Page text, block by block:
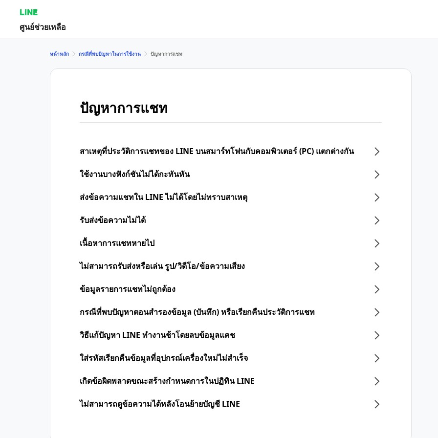
LINE
ศูนย์ช่วยเหลือ
หน้าหลัก กรณีที่พบปัญหาในการใช้งาน ปัญหาการแชท
ปัญหาการแชท
สาเหตุที่ประวัติการแชทของ LINE บนสมาร์ทโฟนกับคอมพิวเตอร์ (PC) แตกต่างกัน
ใช้งานบางฟังก์ชันไม่ได้กะทันหัน
ส่งข้อความแชทใน LINE ไม่ได้โดยไม่ทราบสาเหตุ
รับส่งข้อความไม่ได้
เนื้อหาการแชทหายไป
ไม่สามารถรับส่งหรือเล่น รูป/วิดีโอ/ข้อความเสียง
ข้อมูลรายการแชทไม่ถูกต้อง
กรณีที่พบปัญหาตอนสำรองข้อมูล (บันทึก) หรือเรียกคืนประวัติการแชท
วิธีแก้ปัญหา LINE ทำงานช้าโดยลบข้อมูลแคช
ใส่รหัสเรียกคืนข้อมูลที่อุปกรณ์เครื่องใหม่ไม่สำเร็จ
เกิดข้อผิดพลาดขณะสร้างกำหนดการในปฏิทิน LINE
ไม่สามารถดูข้อความได้หลังโอนย้ายบัญชี LINE